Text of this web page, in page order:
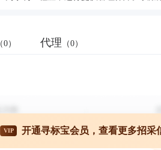
（0） 代理 （0）
VIP 开通寻标宝会员，查看更多招采